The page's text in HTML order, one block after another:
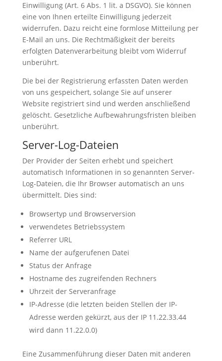
Einwilligung (Art. 6 Abs. 1 lit. a DSGVO). Sie können
eine von Ihnen erteilte Einwilligung jederzeit
widerrufen. Dazu reicht eine formlose Mitteilung per
E-Mail an uns. Die Rechtmäßigkeit der bereits
erfolgten Datenverarbeitung bleibt vom Widerruf
unberührt.
Die bei der Registrierung erfassten Daten werden
von uns gespeichert, solange Sie auf unserer
Website registriert sind und werden anschließend
gelöscht. Gesetzliche Aufbewahrungsfristen bleiben
unberührt.
Server-Log-Dateien
Der Provider der Seiten erhebt und speichert
automatisch Informationen in so genannten Server-
Log-Dateien, die Ihr Browser automatisch an uns
übermittelt. Dies sind:
Browsertyp und Browserversion
verwendetes Betriebssystem
Referrer URL
Name der aufgerufenen Datei
Status der Anfrage
Hostname des zugreifenden Rechners
Uhrzeit der Serveranfrage
IP-Adresse (die letzten beiden Stellen der IP-
Adresse werden gekürzt, aus der IP 11.22.33.44
wird dann 11.22.0.0)
Eine Zusammenführung dieser Daten mit anderen